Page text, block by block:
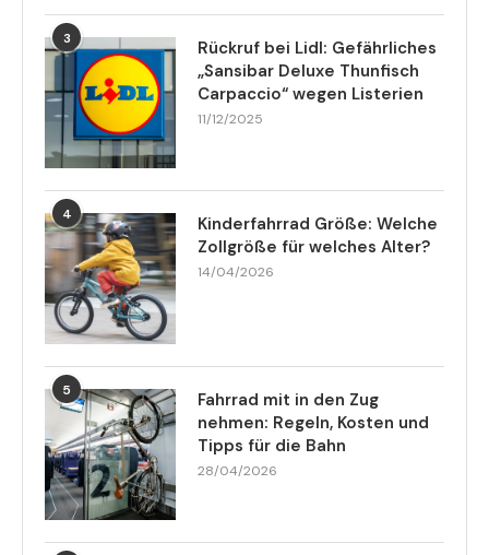
3
Rückruf bei Lidl: Gefährliches
„Sansibar Deluxe Thunfisch
Carpaccio“ wegen Listerien
11/12/2025
4
Kinderfahrrad Größe: Welche
Zollgröße für welches Alter?
14/04/2026
5
Fahrrad mit in den Zug
nehmen: Regeln, Kosten und
Tipps für die Bahn
28/04/2026